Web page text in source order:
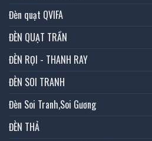
Đèn quạt QVIFA
ĐÈN QUẠT TRẦN
ĐÈN RỌI - THANH RAY
ĐÈN SOI TRANH
Đèn Soi Tranh,Soi Gương
ĐÈN THẢ